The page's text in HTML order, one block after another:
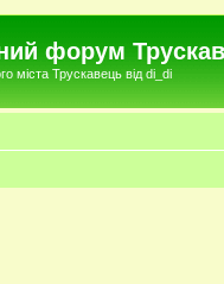
форум
міста Трускавець від di_di